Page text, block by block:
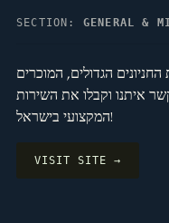
SECTION: GENERAL &
הגדולים, המוכרים
איתנו וקבלו את השירות
המקצועי בישראל!
VISIT SITE →